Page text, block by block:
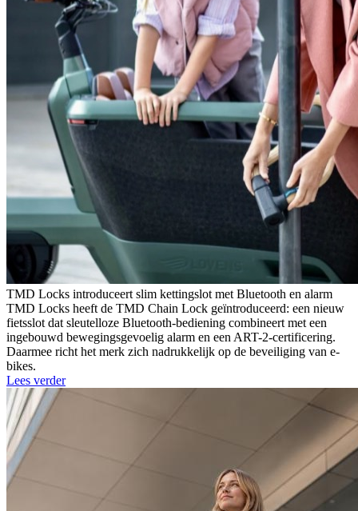
TMD Locks introduceert slim kettingslot met Bluetooth en alarm
TMD Locks heeft de TMD Chain Lock geïntroduceerd: een nieuw
fietsslot dat sleutelloze Bluetooth-bediening combineert met een
ingebouwd bewegingsgevoelig alarm en een ART-2-certificering.
Daarmee richt het merk zich nadrukkelijk op de beveiliging van e-
bikes.
Lees verder